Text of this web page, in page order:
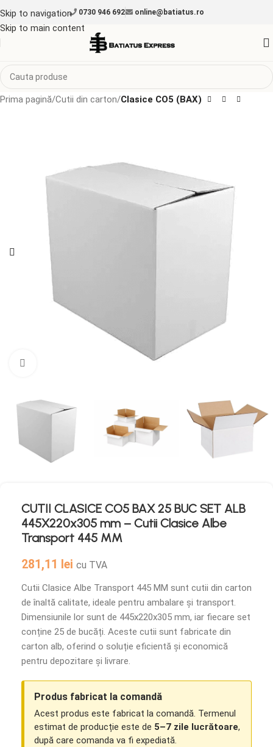
Skip to navigation
Skip to main content
0730 946 692 online@batiatus.ro
Prima pagină Cutii din carton Clasice CO5 (BAX)
CUTII CLASICE CO5 BAX 25 BUC SET ALB
445X220x305 mm – Cutii Clasice Albe
Transport 445 MM
281,11 lei cu TVA
Cutii Clasice Albe Transport 445 MM sunt cutii din carton
de înaltă calitate, ideale pentru ambalare și transport.
Dimensiunile lor sunt de 445x220x305 mm, iar fiecare set
conține 25 de bucăți. Aceste cutii sunt fabricate din
carton alb, oferind o soluție eficientă și economică
pentru depozitare și livrare.
Produs fabricat la comandă
Acest produs este fabricat la comandă. Termenul
estimat de producție este de 5–7 zile lucrătoare,
după care comanda va fi expediată.